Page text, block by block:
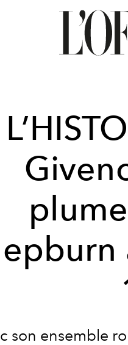
son ensemble